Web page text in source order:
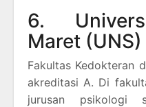
6.
Maret (UNS)
Fakultas Kedokteran
akreditasi A. Di
jurusan psikologi